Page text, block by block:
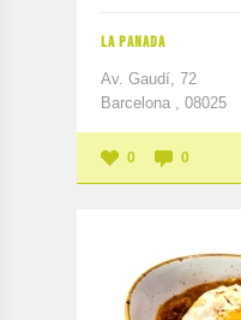
LA PANADA
Av. Gaudí, 72
Barcelona , 08025
0 0